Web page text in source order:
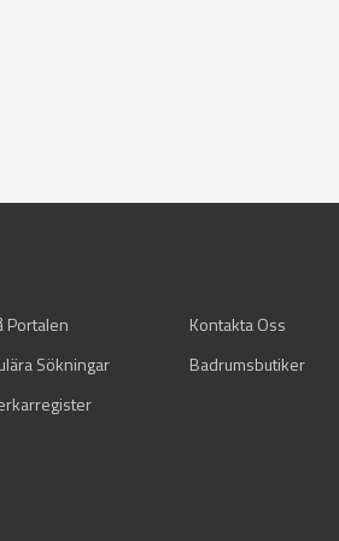
Portalen
Kontakta Oss
Sökningar
Badrumsbutiker